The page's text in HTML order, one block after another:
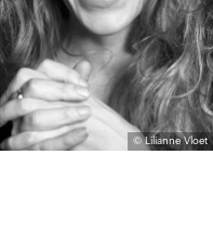
© Lilianne Vloet